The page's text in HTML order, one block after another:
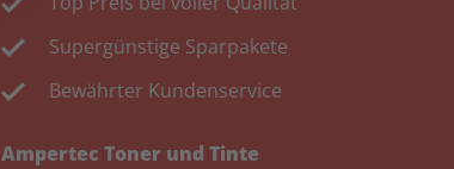
Supergünstige Sparpakete
Bewährter Kundenservice
Ampertec Toner und Tinte